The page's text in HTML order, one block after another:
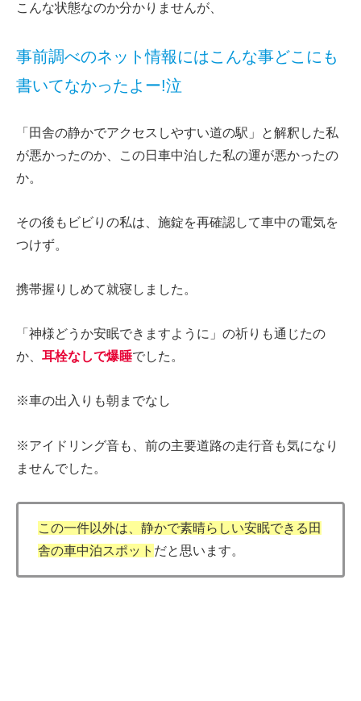
こんな状態なのか分かりませんが、
事前調べのネット情報にはこんな事どこにも
書いてなかったよー!泣
「田舎の静かでアクセスしやすい道の駅」と解釈した私
が悪かったのか、この日車中泊した私の運が悪かったの
か。
その後もビビりの私は、施錠を再確認して車中の電気を
つけず。
携帯握りしめて就寝しました。
「神様どうか安眠できますように」の祈りも通じたの
か、 耳栓なしで爆睡でした。
※車の出入りも朝までなし
※アイドリング音も、前の主要道路の走行音も気になり
ませんでした。
この一件以外は、静かで素晴らしい安眠できる田
舎の車中泊スポット だと思います。